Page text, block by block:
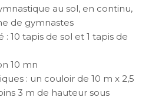
au sol, en continu,
de gymnastes
: 10 tapis de sol et 1 tapis de
10 mn
: un couloir de 10 m x 2,5
3 m de hauteur sous